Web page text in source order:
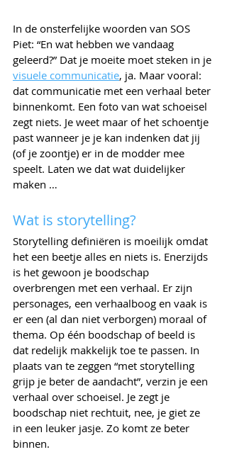
In de onsterfelijke woorden van SOS
Piet: “En wat hebben we vandaag
geleerd?” Dat je moeite moet steken in je
visuele communicatie, ja. Maar vooral:
dat communicatie met een verhaal beter
binnenkomt. Een foto van wat schoeisel
zegt niets. Je weet maar of het schoentje
past wanneer je je kan indenken dat jij
(of je zoontje) er in de modder mee
speelt. Laten we dat wat duidelijker
maken …
Wat is storytelling?
Storytelling definiëren is moeilijk omdat
het een beetje alles en niets is. Enerzijds
is het gewoon je boodschap
overbrengen met een verhaal. Er zijn
personages, een verhaalboog en vaak is
er een (al dan niet verborgen) moraal of
thema. Op één boodschap of beeld is
dat redelijk makkelijk toe te passen. In
plaats van te zeggen “met storytelling
grijp je beter de aandacht”, verzin je een
verhaal over schoeisel. Je zegt je
boodschap niet rechtuit, nee, je giet ze
in een leuker jasje. Zo komt ze beter
binnen.